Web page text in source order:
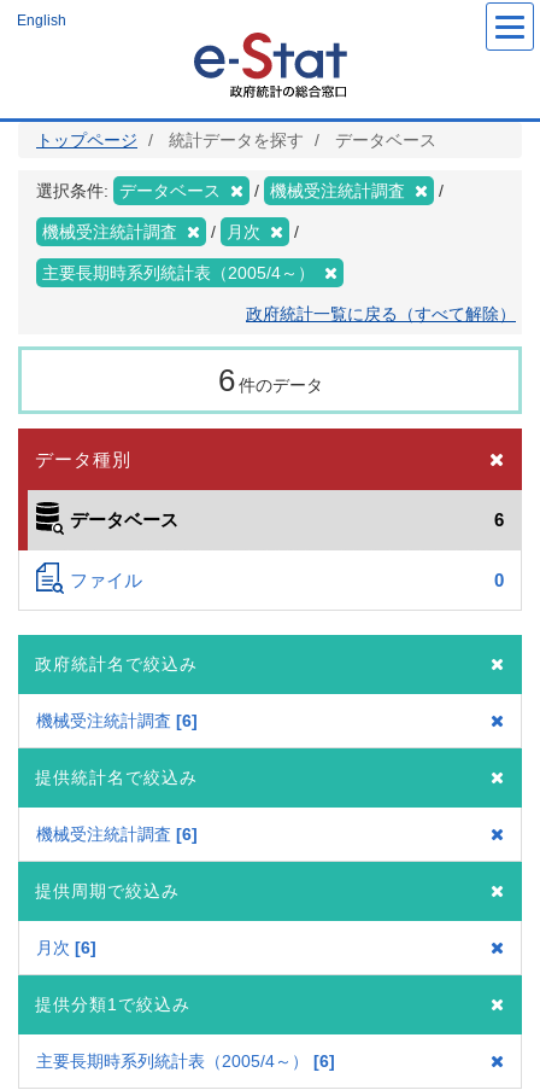
ツ
English
トップページ 統計データを探す データベース
選択条件: データベース 機械受注統計調査
機械受注統計調査 月次
主要長期時系列統計表（2005/4～）
政府統計一覧に戻る（すべて解除）
6 件のデータ
データ種別
データベース 6
ファイル 0
政府統計名で絞込み
機械受注統計調査 6
提供統計名で絞込み
機械受注統計調査 6
提供周期で絞込み
月次 6
提供分類1で絞込み
主要長期時系列統計表（2005/4～） 6